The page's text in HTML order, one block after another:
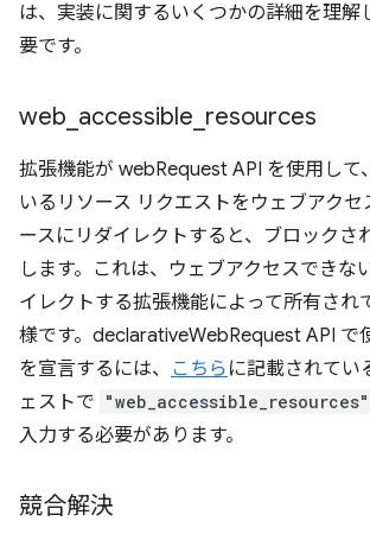
は、実装に関するいくつかの詳細を理解
要です。
web accessible resources
拡張機能が webRequest API を使用して
いるリソース リクエストをウェブアクセ
ースにリダイレクトすると、ブロックさ
します。これは、ウェブアクセスできな
イレクトする拡張機能によって所有され
様です。declarativeWebRequest API で
を宣言するには、 こちら に記載されてい
ェストで "web_accessible_resources"
入力する必要があります。
競合解決